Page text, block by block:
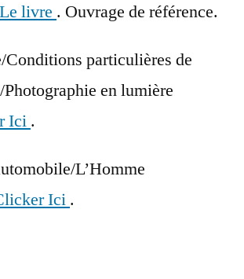
Le livre . Ouvrage de référence.
Conditions particulières de
en lumière
Ici .
L’Homme
Ici .